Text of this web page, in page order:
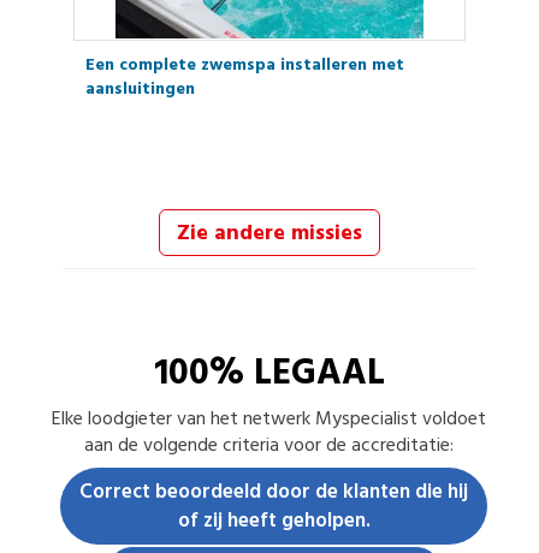
Een complete zwemspa installeren met
aansluitingen
Zie andere missies
100% LEGAAL
Elkeloodgietervan het netwerk Myspecialist voldoet
aan de volgende criteria voor de accreditatie:
Correct beoordeeld door de klanten die hij
of zij heeft geholpen.